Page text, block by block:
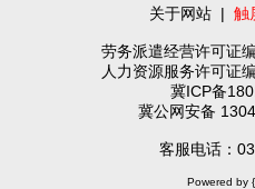
关于网站 | 触
劳务派遣经营许可证
人力资源服务许可证
冀ICP备
冀公网安备
客服电话：
Powered by